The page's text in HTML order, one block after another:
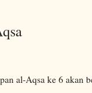
al-Aqsa ke 6 akan